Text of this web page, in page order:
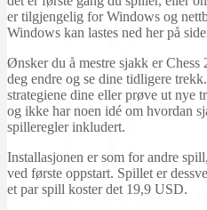
er tilgjengelig for Windows og
Windows kan lastes ned her på
Ønsker du å mestre sjakk er
deg endre og se dine tidligere
strategiene dine eller prøve ut nye
og ikke har noen idé om hvordan
spilleregler inkludert.
Installasjonen er som for andre
ved første oppstart. Spillet er
et par spill koster det 19,9 USD.